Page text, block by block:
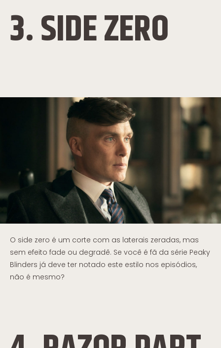
3. SIDE ZERO
O side zero é um corte com as laterais zeradas, mas
sem efeito fade ou degradê. Se você é fã da série Peaky
Blinders já deve ter notado este estilo nos episódios,
não é mesmo?